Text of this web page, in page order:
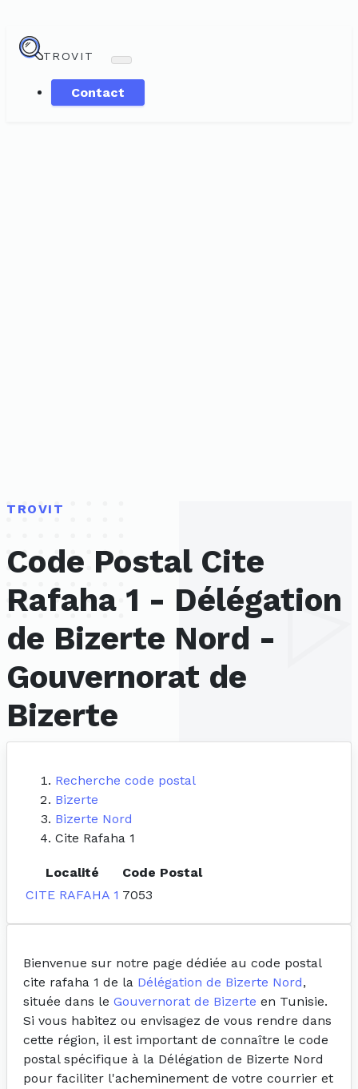
TROVIT
Contact
TROVIT
Code Postal Cite
Rafaha 1 - Délégation
de Bizerte Nord -
Gouvernorat de
Bizerte
Recherche code postal
Bizerte
Bizerte Nord
Cite Rafaha 1
Localité
Code Postal
CITE RAFAHA 1 7053
Bienvenue sur notre page dédiée au code postal
cite rafaha 1 de la Délégation de Bizerte Nord,
située dans le Gouvernorat de Bizerte en Tunisie.
Si vous habitez ou envisagez de vous rendre dans
cette région, il est important de connaître le code
postal spécifique à la Délégation de Bizerte Nord
pour faciliter l'acheminement de votre courrier et